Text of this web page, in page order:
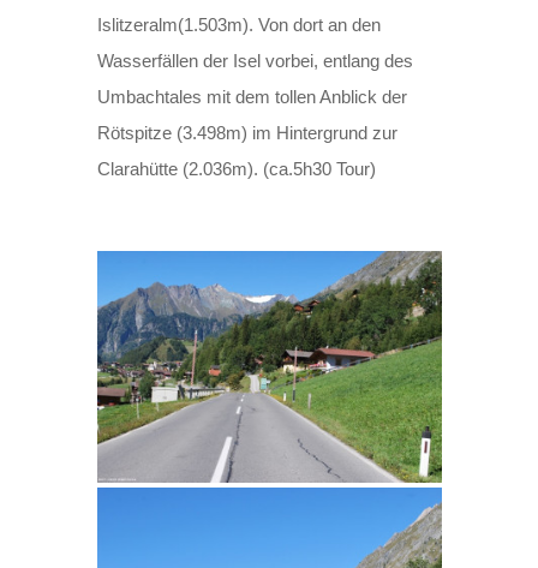
Islitzeralm(1.503m). Von dort an den
Wasserfällen der Isel vorbei, entlang des
Umbachtales mit dem tollen Anblick der
Rötspitze (3.498m) im Hintergrund zur
Clarahütte (2.036m). (ca.5h30 Tour)